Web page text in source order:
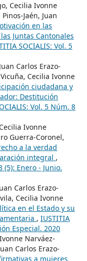
Cecilia Ivonne
Jaén, Juan
en las
Juntas Cantonales
SOCIALIS: Vol. 5
Carlos Erazo-
Cecilia Ivonne
ciudadana y
Destitución
Vol. 5 Núm. 8
Ivonne
Guerra-Coronel,
a la verdad
integral ,
(5): Enero - Junio.
Carlos Erazo-
Cecilia Ivonne
en el Estado y su
, IUSTITIA
Especial. 2020
Narváez-
Carlos Erazo-
a mujeres